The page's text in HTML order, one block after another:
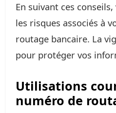
En suivant ces
les risques associés à
routage bancaire. La
pour protéger vos
Utilisations
numéro de